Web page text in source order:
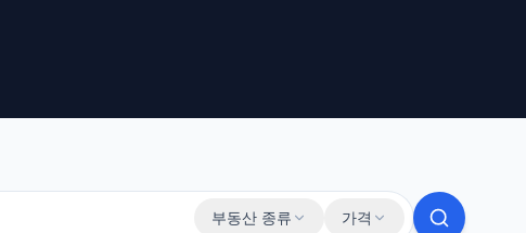
부동산 종류 가격